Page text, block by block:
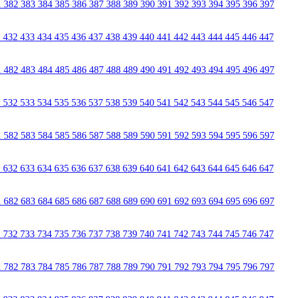
382 383 384 385 386 387 388 389 390 391 392 393 394 395 396 397
432 433 434 435 436 437 438 439 440 441 442 443 444 445 446 447
482 483 484 485 486 487 488 489 490 491 492 493 494 495 496 497
532 533 534 535 536 537 538 539 540 541 542 543 544 545 546 547
582 583 584 585 586 587 588 589 590 591 592 593 594 595 596 597
632 633 634 635 636 637 638 639 640 641 642 643 644 645 646 647
682 683 684 685 686 687 688 689 690 691 692 693 694 695 696 697
732 733 734 735 736 737 738 739 740 741 742 743 744 745 746 747
782 783 784 785 786 787 788 789 790 791 792 793 794 795 796 797